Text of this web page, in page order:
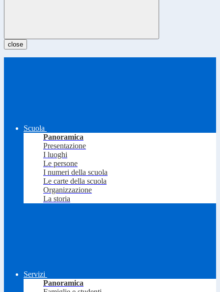
close
Scuola
Panoramica
Presentazione
I luoghi
Le persone
I numeri della scuola
Le carte della scuola
Organizzazione
La storia
Servizi
Panoramica